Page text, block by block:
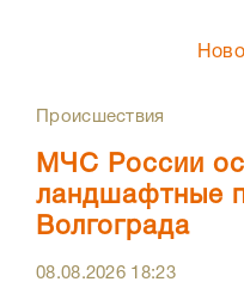
Происшествия
МЧС России
ландшафтные
Волгограда
08.08.2026 18:23